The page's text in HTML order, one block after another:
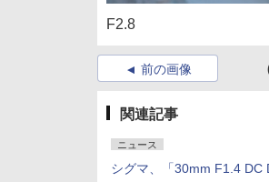
F2.8
前の画像
関連記事
ニュース
シグマ、「30mm F1.4 DC